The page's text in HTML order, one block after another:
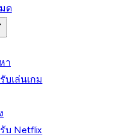
ด
า
บเล่นเกม
บ Netflix